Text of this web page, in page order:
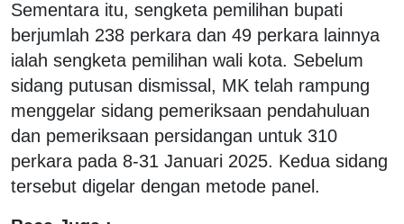
Sementara itu, sengketa pemilihan bupati
berjumlah 238 perkara dan 49 perkara lainnya
ialah sengketa pemilihan wali kota. Sebelum
sidang putusan dismissal, MK telah rampung
menggelar sidang pemeriksaan pendahuluan
dan pemeriksaan persidangan untuk 310
perkara pada 8-31 Januari 2025. Kedua sidang
tersebut digelar dengan metode panel.